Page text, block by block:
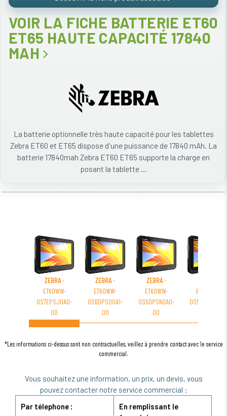
VOIR LA FICHE BATTERIE ET60
ET65 HAUTE CAPACITÉ 17840
MAH
La batterie optionnelle très haute capacité pour les tablettes
Zebra ET60 et ET65 dispose d'une puissance de 17840 mAh. La
batterie 17840mah Zebra ET60 ET65 supporte la charge en
posant la tablette ...
ZEBRA-
ET60WW-
0S7EPSJ0A0-
00
ZEBRA-
ET60WW-
0S6DPS00A1-
00
ZEBRA-
ET60WW-
0S5DPSK0A0-
00
ZEBRA
ET60WW-
0S5BLS00A0-
*Les informations ci-dessus sont non contractuelles, veillez à prendre contact avec le service
commercial.
Vous souhaitez une information, un prix, un devis, vous
pouvez contacter notre service commercial :
Par télephone :
En remplissant le